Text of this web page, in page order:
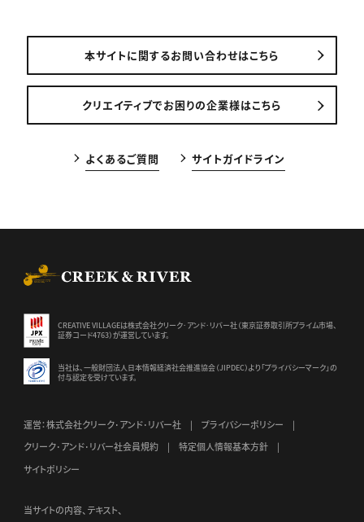
本サイトに関するお問い合わせはこちら
クリエイティブでお困りの企業様はこちら
よくあるご質問 サイトガイドライン
CREATIVE VILLAGEは株式会社クリーク･アンド･リバー社（東京証券取引所プライム市場、
証券コード4763）が運営しています。
当社は、一般財団法人日本情報経済社会推進協会（JIPDEC）より 「プライバシーマーク」の
付与認定を受けています。
運営：株式会社クリーク･アンド･リバー社
プライバシーポリシー
クリーク･アンド･リバー社会員規約
特定個人情報基本方針
サイトポリシー
当サイトの内容、テキスト、